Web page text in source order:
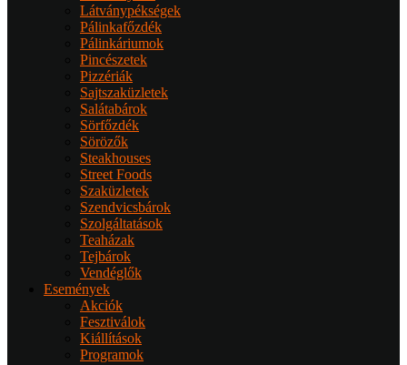
Látványpékségek
Pálinkafőzdék
Pálinkáriumok
Pincészetek
Pizzériák
Sajtszaküzletek
Salátabárok
Sörfőzdék
Sörözők
Steakhouses
Street Foods
Szaküzletek
Szendvicsbárok
Szolgáltatások
Teaházak
Tejbárok
Vendéglők
Események
Akciók
Fesztiválok
Kiállítások
Programok